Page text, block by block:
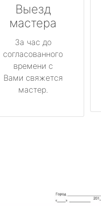
Выезд
мастера
За час до
согласованного
времени с
Вами свяжется
мастер.